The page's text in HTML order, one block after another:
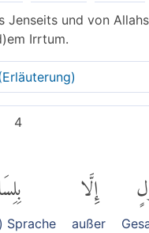
und von
Irrtum.
4
إِلَّا
außer
Sprache